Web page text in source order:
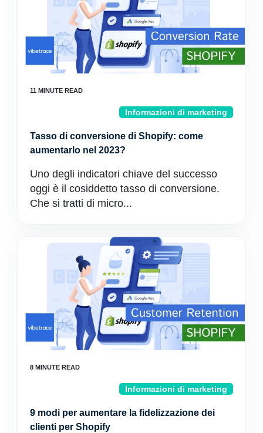
Informazioni di marketing
Tasso di conversione di Shopify: come
aumentarlo nel 2023?
Uno degli indicatori chiave del successo
oggi è il cosiddetto tasso di conversione.
Che si tratti di micro...
Informazioni di marketing
9 modi per aumentare la fidelizzazione dei
clienti per Shopify